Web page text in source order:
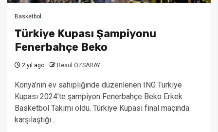
Basketbol
Türkiye Kupası Şampiyonu
Fenerbahçe Beko
2 yıl ago Resul ÖZSARAY
Konya’nın ev sahipliğinde düzenlenen ING Türkiye
Kupası 2024’te şampiyon Fenerbahçe Beko Erkek
Basketbol Takımı oldu. Türkiye Kupası final maçında
karşılaştığı...